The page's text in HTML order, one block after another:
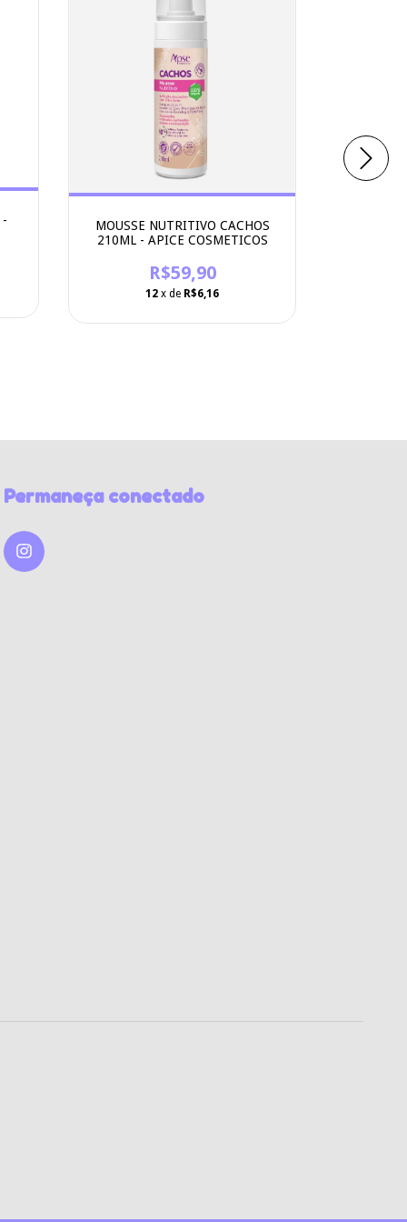
-
MOUSSE NUTRITIVO CACHOS
210ML - APICE COSMETICOS
R$59,90
12 x de R$6,16
Permaneça conectado